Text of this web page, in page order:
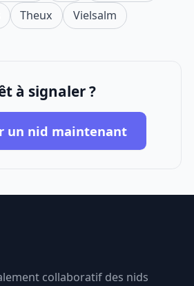
Theux Vielsalm
à signaler ?
un nid maintenant
collaboratif des nids